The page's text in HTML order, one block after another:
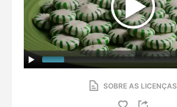
SOBRE AS LICENÇAS